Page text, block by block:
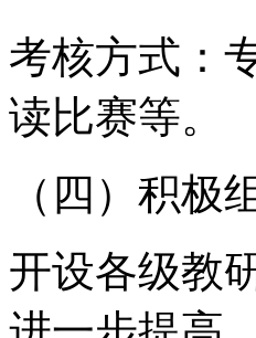
考核方式：
读比赛等。
（四）积极
开设各级教